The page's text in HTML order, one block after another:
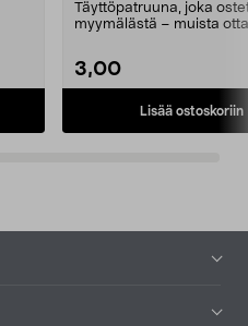
Täyttöpatruuna, joka
myymälästä – muista
3,00
Lisää ostoskoriin